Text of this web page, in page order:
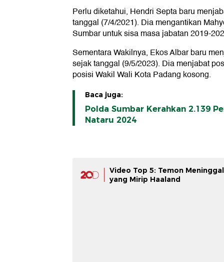
Perlu diketahui, Hendri Septa baru
tanggal (7/4/2021). Dia mengantikan
Sumbar untuk sisa masa jabatan 2019-
Sementara Wakilnya, Ekos Albar baru
sejak tanggal (9/5/2023). Dia menjabat
posisi Wakil Wali Kota Padang kosong.
Baca juga:
Polda Sumbar Kerahkan 2.139
Nataru 2024
Video Top 5: Temon
yang Mirip Haaland